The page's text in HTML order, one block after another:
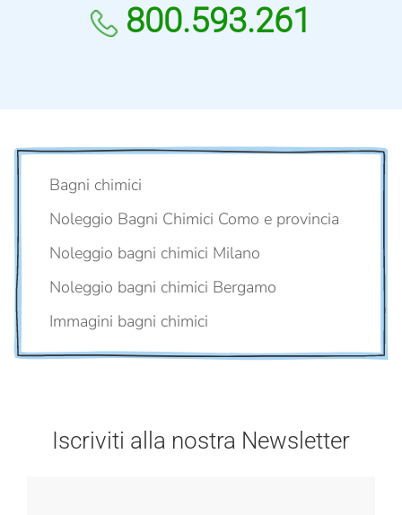
800.593.261
Bagni chimici
Noleggio Bagni Chimici Como e provincia
Noleggio bagni chimici Milano
Noleggio bagni chimici Bergamo
Immagini bagni chimici
Iscriviti alla nostra Newsletter